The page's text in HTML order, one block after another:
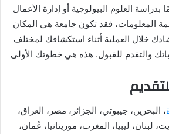
بدراسة العلوم البيولوجية أو إدارة الأعمال
المعلومات، فقد تكون جامعة هي المكان
خلال العملية أثناء استكشافك لمختلف
والتقدم للقبول. هذه هي خطوتك الأولى
، البحرين، جيبوتي، الجزائر، مصر، العراق،
لبنان، ليبيا، المغرب، موريتانيا، عُمان،